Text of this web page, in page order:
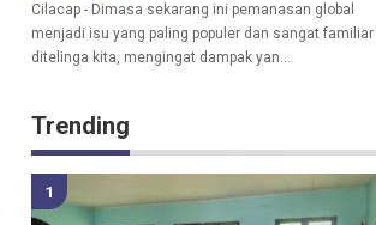
Cilacap - Dimasa sekarang ini pemanasan global
menjadi isu yang paling populer dan sangat familiar
ditelinga kita, mengingat dampak yan...
Trending